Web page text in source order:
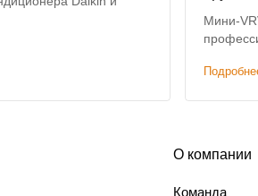
Мини-
О компании
Команда